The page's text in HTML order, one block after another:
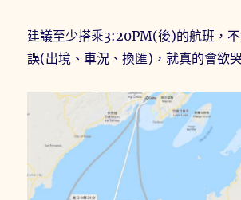
建議至少搭乘3:20PM(後)的航班，
誤(出境、車況、換匯)，就真的會欲